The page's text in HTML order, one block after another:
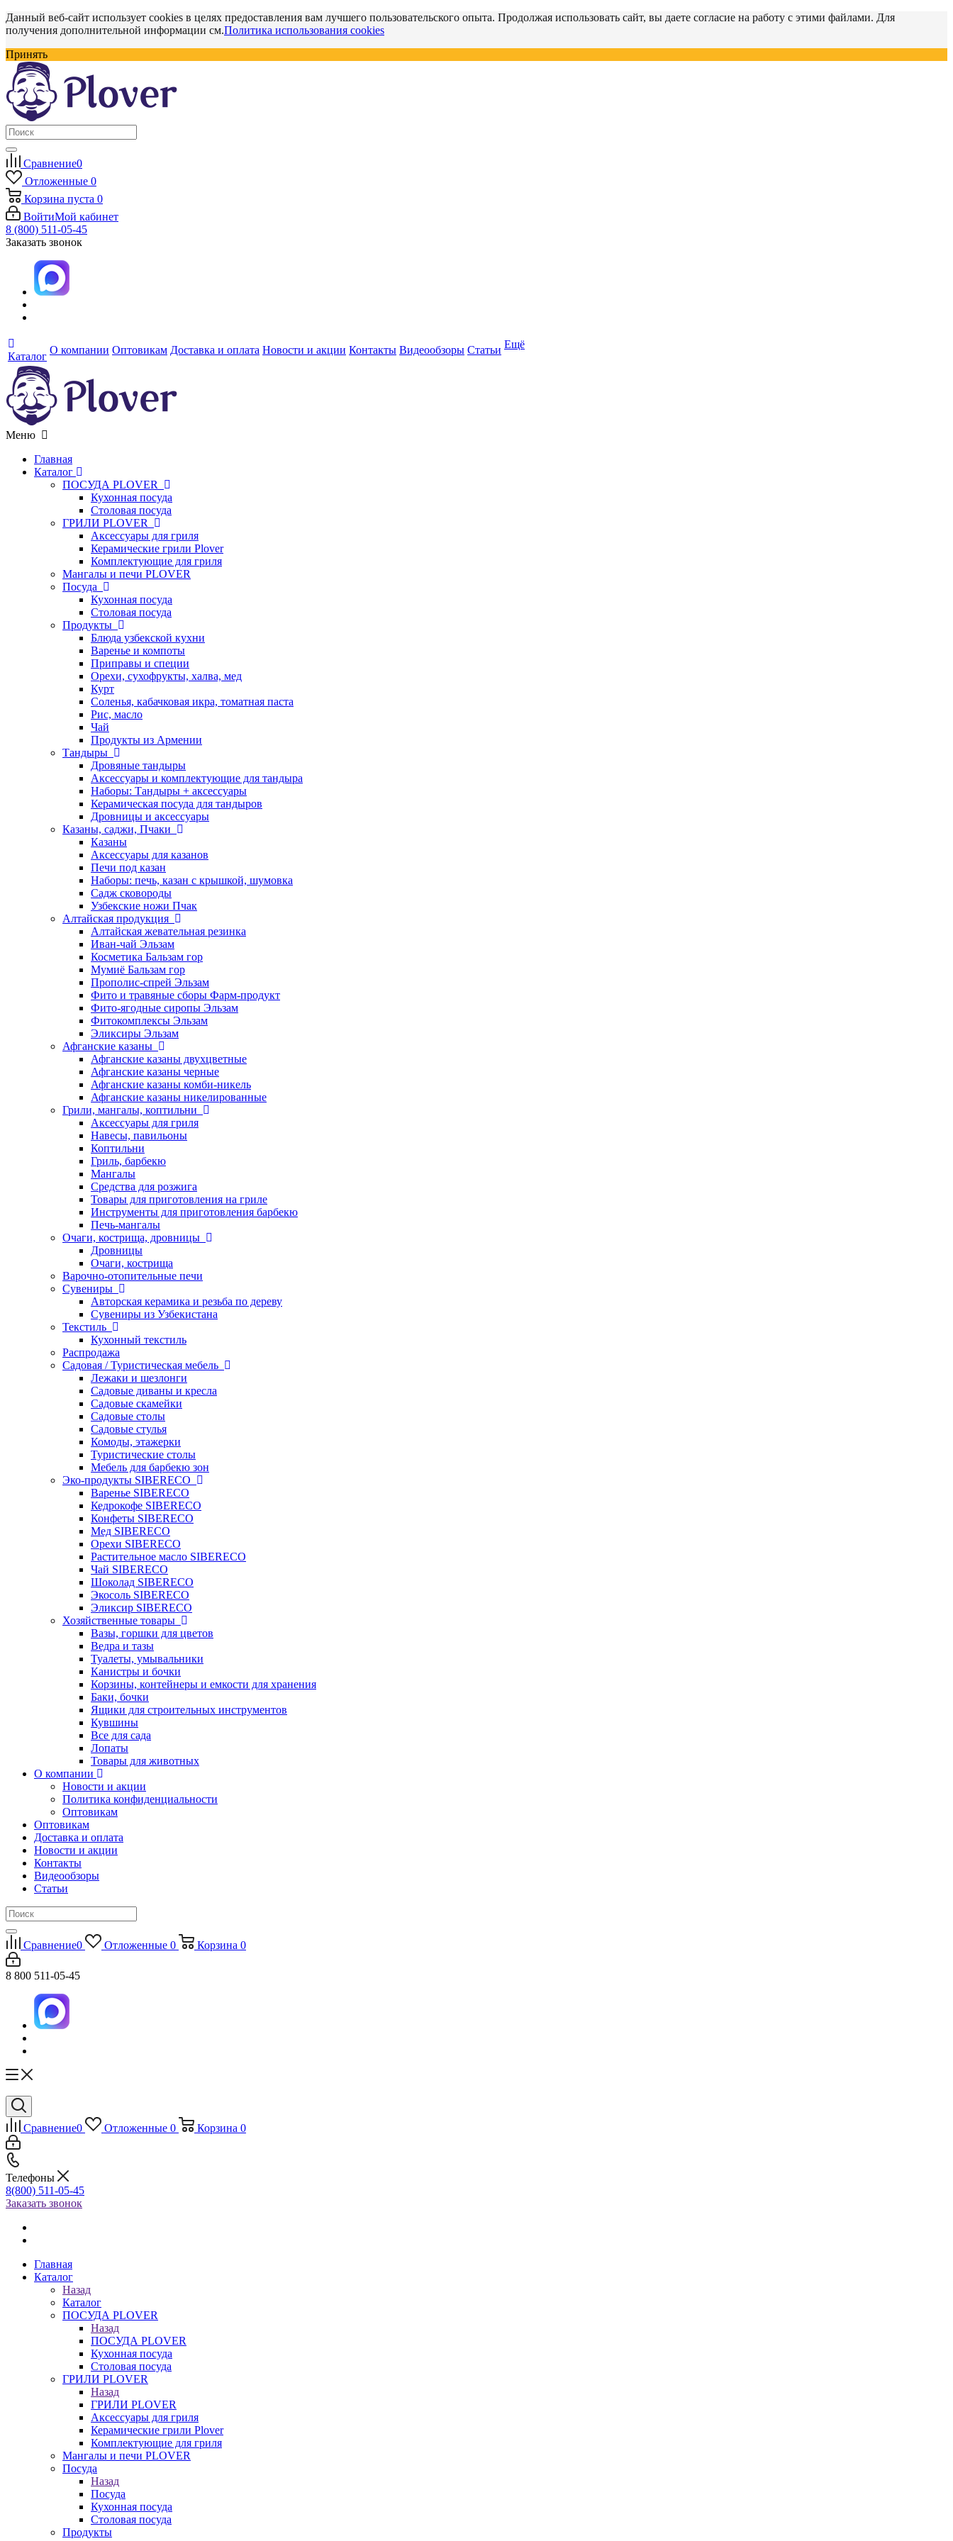
Данный веб-сайт использует cookies в целях предоставления вам лучшего пользовательского опыта. Продолжая использовать сайт, вы даете согласие на работу с этими файлами. Для
получения дополнительной информации см.Политика использования cookies
Принять
Сравнение0
Отложенные 0
Корзина пуста 0
ВойтиМой кабинет
8 (800) 511-05-45
Заказать звонок
Каталог
О компании Оптовикам Доставка и оплата Новости и акции Контакты Видеообзоры Статьи Ещё
Меню
Главная
Каталог
ПОСУДА PLOVER
Кухонная посуда
Столовая посуда
ГРИЛИ PLOVER
Аксессуары для гриля
Керамические грили Plover
Комплектующие для гриля
Мангалы и печи PLOVER
Посуда
Кухонная посуда
Столовая посуда
Продукты
Блюда узбекской кухни
Варенье и компоты
Приправы и специи
Орехи, сухофрукты, халва, мед
Курт
Соленья, кабачковая икра, томатная паста
Рис, масло
Чай
Продукты из Армении
Тандыры
Дровяные тандыры
Аксессуары и комплектующие для тандыра
Наборы: Тандыры + аксессуары
Керамическая посуда для тандыров
Дровницы и аксессуары
Казаны, саджи, Пчаки
Казаны
Аксессуары для казанов
Печи под казан
Наборы: печь, казан с крышкой, шумовка
Садж сковороды
Узбекские ножи Пчак
Алтайская продукция
Алтайская жевательная резинка
Иван-чай Эльзам
Косметика Бальзам гор
Мумиё Бальзам гор
Прополис-спрей Эльзам
Фито и травяные сборы Фарм-продукт
Фито-ягодные сиропы Эльзам
Фитокомплексы Эльзам
Эликсиры Эльзам
Афганские казаны
Афганские казаны двухцветные
Афганские казаны черные
Афганские казаны комби-никель
Афганские казаны никелированные
Грили, мангалы, коптильни
Аксессуары для гриля
Навесы, павильоны
Коптильни
Гриль, барбекю
Мангалы
Средства для розжига
Товары для приготовления на гриле
Инструменты для приготовления барбекю
Печь-мангалы
Очаги, кострища, дровницы
Дровницы
Очаги, кострища
Варочно-отопительные печи
Сувениры
Авторская керамика и резьба по дереву
Сувениры из Узбекистана
Текстиль
Кухонный текстиль
Распродажа
Садовая / Туристическая мебель
Лежаки и шезлонги
Садовые диваны и кресла
Садовые скамейки
Садовые столы
Садовые стулья
Комоды, этажерки
Туристические столы
Мебель для барбекю зон
Эко-продукты SIBERECO
Варенье SIBERECO
Кедрокофе SIBERECO
Конфеты SIBERECO
Мед SIBERECO
Орехи SIBERECO
Растительное масло SIBERECO
Чай SIBERECO
Шоколад SIBERECO
Экосоль SIBERECO
Эликсир SIBERECO
Хозяйственные товары
Вазы, горшки для цветов
Ведра и тазы
Туалеты, умывальники
Канистры и бочки
Корзины, контейнеры и емкости для хранения
Баки, бочки
Ящики для строительных инструментов
Кувшины
Все для сада
Лопаты
Товары для животных
О компании
Новости и акции
Политика конфиденциальности
Оптовикам
Оптовикам
Доставка и оплата
Новости и акции
Контакты
Видеообзоры
Статьи
Сравнение0 Отложенные 0 Корзина 0
8 800 511-05-45
Сравнение0 Отложенные 0 Корзина 0
Телефоны
8(800) 511-05-45
Заказать звонок
Главная
Каталог
Назад
Каталог
ПОСУДА PLOVER
Назад
ПОСУДА PLOVER
Кухонная посуда
Столовая посуда
ГРИЛИ PLOVER
Назад
ГРИЛИ PLOVER
Аксессуары для гриля
Керамические грили Plover
Комплектующие для гриля
Мангалы и печи PLOVER
Посуда
Назад
Посуда
Кухонная посуда
Столовая посуда
Продукты